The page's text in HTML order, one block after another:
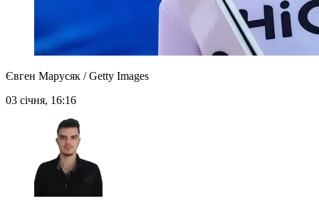
Євген Марусяк / Getty Images
03 січня, 16:16